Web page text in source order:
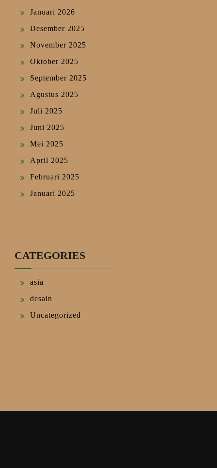
Januari 2026
Desember 2025
November 2025
Oktober 2025
September 2025
Agustus 2025
Juli 2025
Juni 2025
Mei 2025
April 2025
Februari 2025
Januari 2025
CATEGORIES
asia
desain
Uncategorized